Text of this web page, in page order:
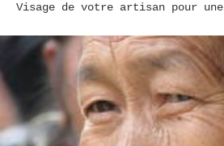
Visage de votre artisan pour une